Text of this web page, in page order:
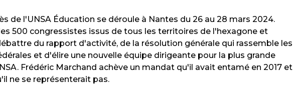
de l'UNSA Éducation se déroule à Nantes du 26 au 28 mars 2024.
500 congressistes issus de tous les territoires de l'hexagone et
du rapport d'activité, de la résolution générale qui rassemble les
et d'élire une nouvelle équipe dirigeante pour la plus grande
Frédéric Marchand achève un mandat qu'il avait entamé en 2017 et
ne se représenterait pas.